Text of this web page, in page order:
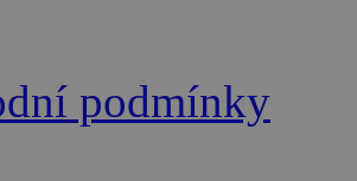
podmínky